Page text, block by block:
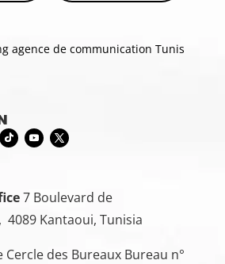
agence de communication Tunis
7 Boulevard de
4089 Kantaoui, Tunisia
Cercle des Bureaux Bureau n°